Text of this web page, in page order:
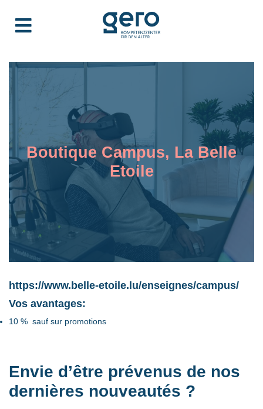
Boutique Campus, La Belle
Etoile
https://www.belle-etoile.lu/enseignes/campus/
Vos avantages:
10 % sauf sur promotions
Envie d’être prévenus de nos
dernières nouveautés ?